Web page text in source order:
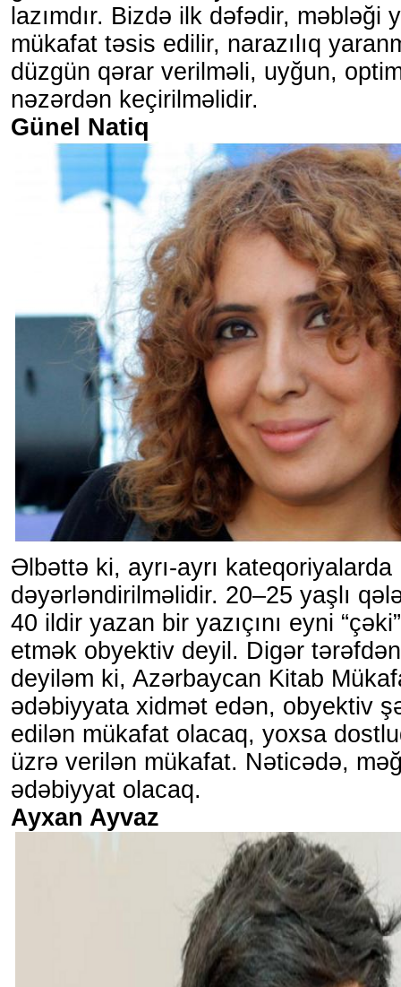
lazımdır. Bizdə ilk dəfədir, məbləği
mükafat təsis edilir, narazılıq
düzgün qərar verilməli, uyğun,
nəzərdən keçirilməlidir.
Günel Natiq
Əlbəttə ki, ayrı-ayrı kateqoriyalarda
dəyərləndirilməlidir. 20–25 yaşlı
40 ildir yazan bir yazıçını eyni
etmək obyektiv deyil. Digər
deyiləm ki, Azərbaycan Kitab
ədəbiyyata xidmət edən, obyektiv
edilən mükafat olacaq, yoxsa
üzrə verilən mükafat. Nəticədə,
ədəbiyyat olacaq.
Ayxan Ayvaz